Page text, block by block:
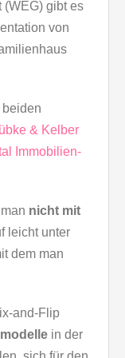
(WEG) gibt es
von
& Kelber
Immobilien-
nicht mit
leicht unter
dem man
and-Flip
in der